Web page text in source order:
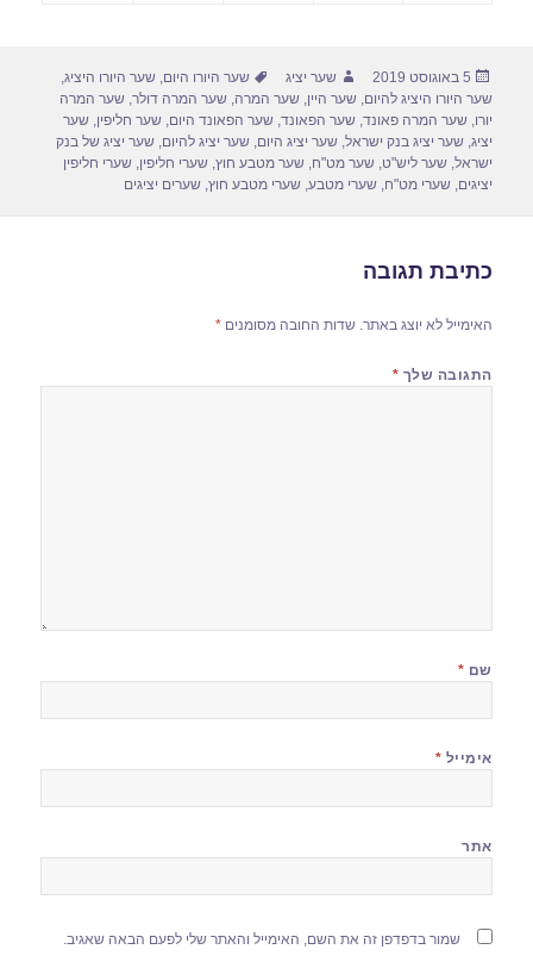
פורסם
בתאריך
5 באוגוסט 2019 מחבר
שער יציג תגיות
שער היורו היום,שער היורו היציג,
שער היורו היציג להיום,שער היין,שער המרה,שער המרה דולר,שער המרה
יורו,שער המרה פאונד,שער הפאונד,שער הפאונד היום,שער חליפין,שער
יציג,שער יציג בנק ישראל,שער יציג היום,שער יציג להיום,שער יציג של בנק
ישראל,שער ליש"ט,שער מט"ח,שער מטבע חוץ,שערי חליפין,שערי חליפין
יציגים,שערי מט"ח,שערי מטבע,שערי מטבע חוץ,שערים יציגים
כתיבת תגובה
האימייל לא יוצג באתר. שדות החובה מסומנים*
התגובה שלך *
שם *
אימייל *
אתר
שמור בדפדפן זה את השם, האימייל והאתר שלי לפעם הבאה שאגיב.